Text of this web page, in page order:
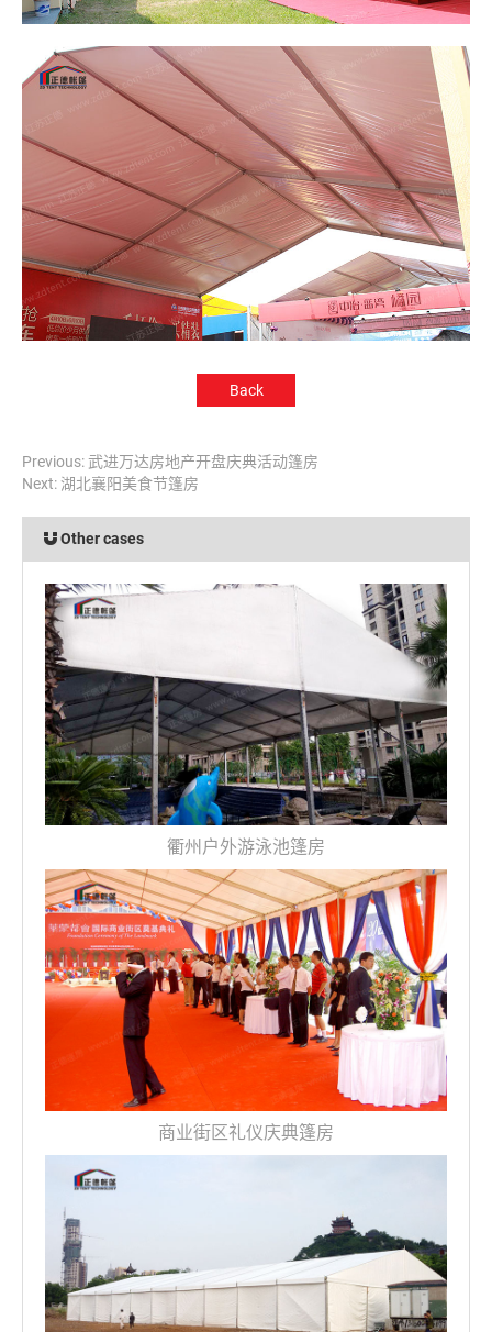
Back
Previous:武进万达房地产开盘庆典活动篷房
Next: 湖北襄阳美食节篷房
Other cases
衢州户外游泳池篷房
商业街区礼仪庆典篷房